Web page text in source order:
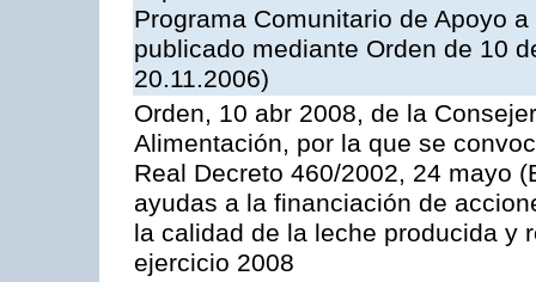
Programa Comunitario de Apoyo
publicado mediante Orden de 10
20.11.2006)
Orden, 10 abr 2008, de la
Alimentación, por la que se
Real Decreto 460/2002, 24 mayo
ayudas a la financiación de
la calidad de la leche producida y
ejercicio 2008